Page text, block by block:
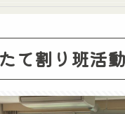
て割り班活